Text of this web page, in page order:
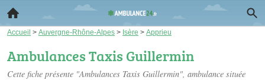
Accueil > Auvergne-Rhône-Alpes > Isère > Apprieu
Ambulances Taxis Guillermin
Cette fiche présente "Ambulances Taxis Guillermin", ambulance située